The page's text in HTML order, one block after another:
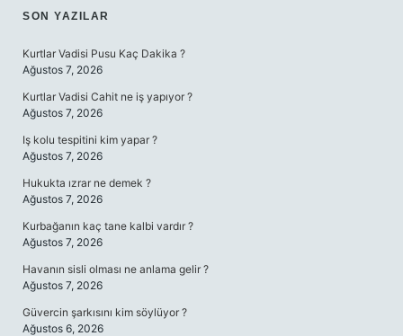
SON YAZILAR
Kurtlar Vadisi Pusu Kaç Dakika ?
Ağustos 7, 2026
Kurtlar Vadisi Cahit ne iş yapıyor ?
Ağustos 7, 2026
Iş kolu tespitini kim yapar ?
Ağustos 7, 2026
Hukukta ızrar ne demek ?
Ağustos 7, 2026
Kurbağanın kaç tane kalbi vardır ?
Ağustos 7, 2026
Havanın sisli olması ne anlama gelir ?
Ağustos 7, 2026
Güvercin şarkısını kim söylüyor ?
Ağustos 6, 2026